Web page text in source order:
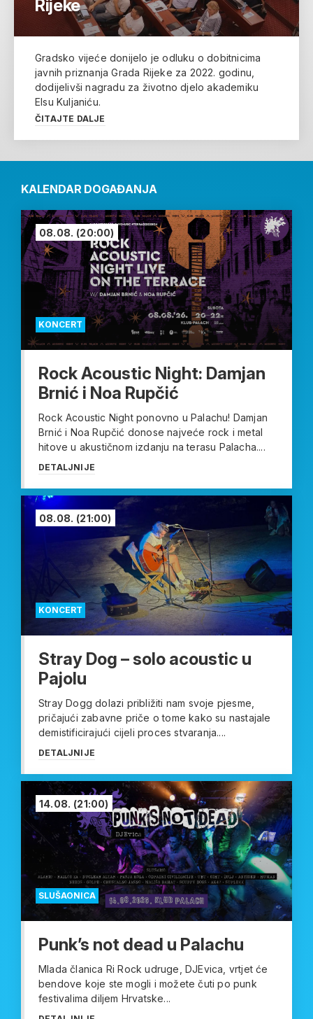
Rijeke
Gradsko vijeće donijelo je odluku o dobitnicima
javnih priznanja Grada Rijeke za 2022. godinu,
dodijelivši nagradu za životno djelo akademiku
Elsu Kuljaniću.
ČITAJTE DALJE
KALENDAR DOGAĐANJA
KONCERT
08.08. (20:00)
Rock Acoustic Night: Damjan
Brnić i Noa Rupčić
Rock Acoustic Night ponovno u Palachu! Damjan
Brnić i Noa Rupčić donose najveće rock i metal
hitove u akustičnom izdanju na terasu Palacha....
DETALJNIJE
KONCERT
08.08. (21:00)
Stray Dog – solo acoustic u
Pajolu
Stray Dogg dolazi približiti nam svoje pjesme,
pričajući zabavne priče o tome kako su nastajale
demistificirajući cijeli proces stvaranja....
DETALJNIJE
SLUŠAONICA
14.08. (21:00)
Punk’s not dead u Palachu
Mlada članica Ri Rock udruge, DJEvica, vrtjet će
bendove koje ste mogli i možete čuti po punk
festivalima diljem Hrvatske...